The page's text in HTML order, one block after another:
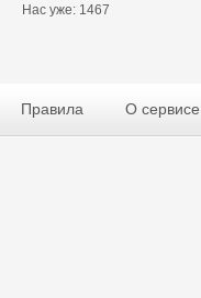
Нас уже: 1467
Правила О сервисе